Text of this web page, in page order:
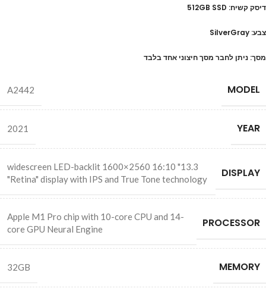
דיסק קשיח: 512GB SSD
צבע: SilverGray
מסך: ניתן לחבר מסך חיצוני אחד בלבד
MODEL
A2442
YEAR
2021
DISPLAY
13.3" 16:10 2560×1600 widescreen LED-backlit
"Retina" display with IPS and True Tone technology
PROCESSOR
Apple M1 Pro chip with 10-core CPU and 14-
core GPU Neural Engine
MEMORY
32GB